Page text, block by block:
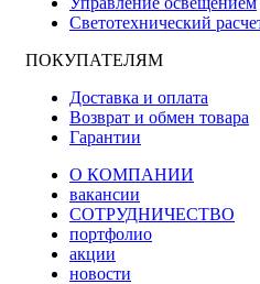
Светотехнический
ПОКУПАТЕЛЯМ
Доставка и оплата
Возврат и обмен товара
Гарантии
О КОМПАНИИ
вакансии
СОТРУДНИЧЕСТВО
портфолио
акции
новости